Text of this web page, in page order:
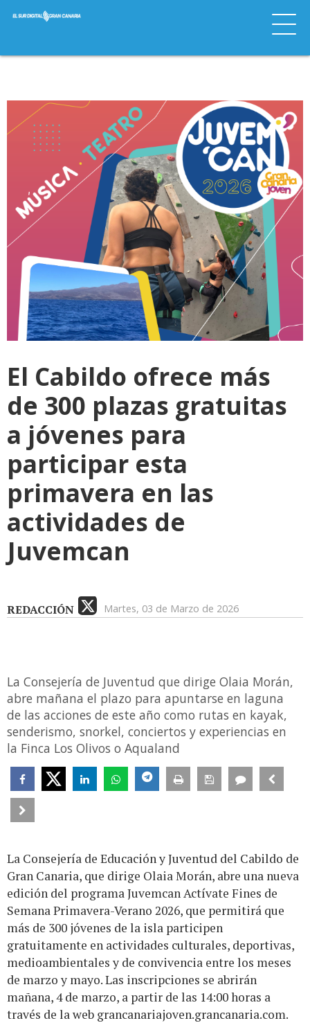
El Cabildo ofrece más
de 300 plazas gratuitas
a jóvenes para
participar esta
primavera en las
actividades de
Juvemcan
REDACCIÓN Martes, 03 de Marzo de 2026
La Consejería de Juventud que dirige Olaia Morán,
abre mañana el plazo para apuntarse en laguna
de las acciones de este año como rutas en kayak,
senderismo, snorkel, conciertos y experiencias en
la Finca Los Olivos o Aqualand
La Consejería de Educación y Juventud del Cabildo de
Gran Canaria, que dirige Olaia Morán, abre una nueva
edición del programa Juvemcan Actívate Fines de
Semana Primavera-Verano 2026, que permitirá que
más de 300 jóvenes de la isla participen
gratuitamente en actividades culturales, deportivas,
medioambientales y de convivencia entre los meses
de marzo y mayo. Las inscripciones se abrirán
mañana, 4 de marzo, a partir de las 14:00 horas a
través de la web grancanariajoven.grancanaria.com.